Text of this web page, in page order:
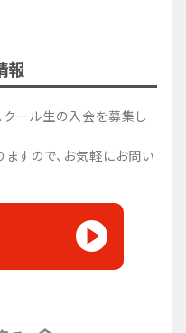
報
クール生の入会を募集し
すので、お気軽にお問い